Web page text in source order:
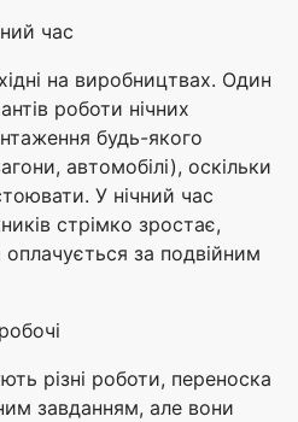
час
на виробництвах. Один
роботи нічних
будь-якого
автомобілі), оскільки
У нічний час
стрімко зростає,
за подвійним
різні роботи, переноска
завданням, але вони